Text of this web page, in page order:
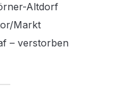
Altdorf
Markt
– verstorben